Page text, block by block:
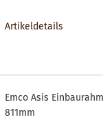
Artikeldetails
Emco Asis
811mm